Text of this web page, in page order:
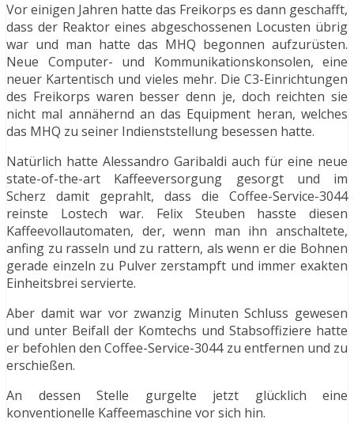
Vor einigen Jahren hatte das Freikorps es dann geschafft,
dass der Reaktor eines abgeschossenen Locusten übrig
war und man hatte das MHQ begonnen aufzurüsten.
Neue Computer- und Kommunikationskonsolen, eine
neuer Kartentisch und vieles mehr. Die C3-Einrichtungen
des Freikorps waren besser denn je, doch reichten sie
nicht mal annähernd an das Equipment heran, welches
das MHQ zu seiner Indienststellung besessen hatte.
Natürlich hatte Alessandro Garibaldi auch für eine neue
state-of-the-art Kaffeeversorgung gesorgt und im
Scherz damit geprahlt, dass die Coffee-Service-3044
reinste Lostech war. Felix Steuben hasste diesen
Kaffeevollautomaten, der, wenn man ihn anschaltete,
anfing zu rasseln und zu rattern, als wenn er die Bohnen
gerade einzeln zu Pulver zerstampft und immer exakten
Einheitsbrei servierte.
Aber damit war vor zwanzig Minuten Schluss gewesen
und unter Beifall der Komtechs und Stabsoffiziere hatte
er befohlen den Coffee-Service-3044 zu entfernen und zu
erschießen.
An dessen Stelle gurgelte jetzt glücklich eine
konventionelle Kaffeemaschine vor sich hin.